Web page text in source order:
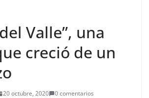
Valle”, una
creció de un
20 octubre, 2020 0 comentarios